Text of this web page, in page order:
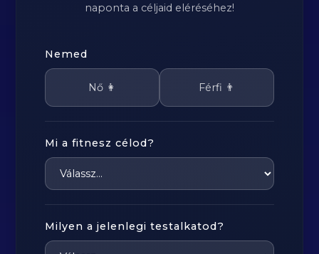
naponta a céljaid eléréséhez!
Nemed
Nő 👩 Férfi 👨
Mi a fitnesz célod?
Milyen a jelenlegi testalkatod?